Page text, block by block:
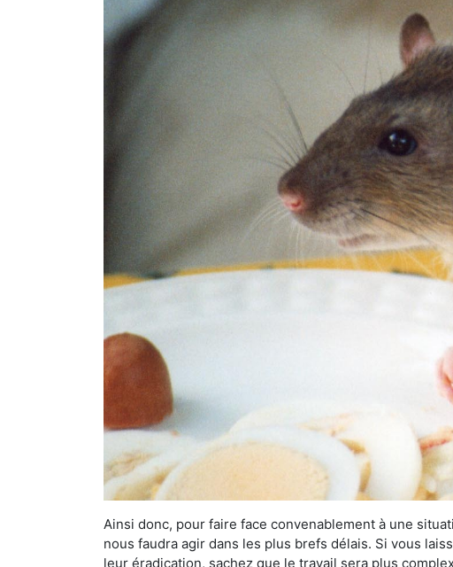
Ainsi donc, pour faire face convenablement à une
nous faudra agir dans les plus brefs délais. Si vous
leur éradication, sachez que le travail sera plus